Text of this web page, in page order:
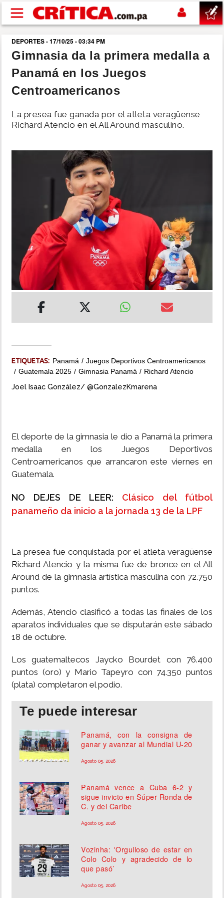
Pasar al contenido principal
buscar
SUCESOS
POLÍTICA
INSÓLITAS
MULTIMEDIA
DEPORTES - 17/10/25 - 03:34 PM
Gimnasia da la primera medalla a
Panamá en los Juegos
Centroamericanos
La presea fue ganada por el atleta veragüense
Richard Atencio en el All Around masculino.
ETIQUETAS: Panamá
Juegos Deportivos Centroamericanos
Guatemala 2025
Gimnasia Panamá Richard Atencio
Joel Isaac González/ @GonzalezKmarena
El deporte de la gimnasia le dio a Panamá la primera
medalla en los Juegos Deportivos
Centroamericanos que arrancaron este viernes en
Guatemala.
NO DEJES DE LEER: Clásico del fútbol
panameño da inicio a la jornada 13 de la LPF
La presea fue conquistada por el atleta veragüense
Richard Atencio y la misma fue de bronce en el All
Around de la gimnasia artística masculina con 72.750
puntos.
Además, Atencio clasificó a todas las finales de los
aparatos individuales que se disputarán este sábado
18 de octubre.
Los guatemaltecos Jaycko Bourdet con 76.400
puntos (oro) y Mario Tapeyro con 74.350 puntos
(plata) completaron el podio.
Te puede interesar
Panamá, con la consigna de
ganar y avanzar al Mundial U-20
Agosto 05, 2026
Panamá vence a Cuba 6-2 y
sigue invicto en Súper Ronda de
C. y del Caribe
Agosto 05, 2026
Vozinha: 'Orgulloso de estar en
Colo Colo y agradecido de lo
que pasó’
Agosto 05, 2026